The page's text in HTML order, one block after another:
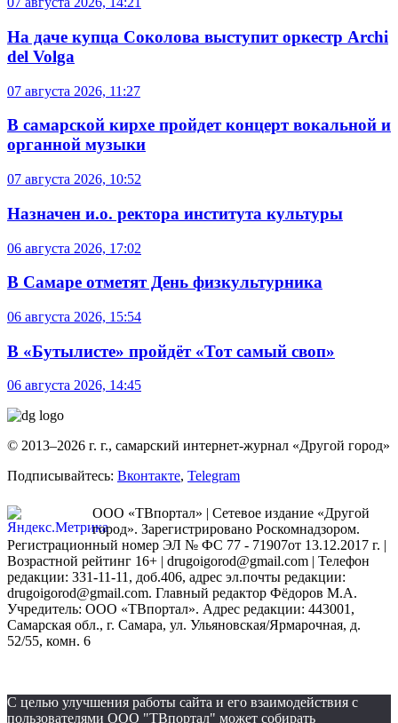
На даче купца Соколова выступит оркестр Archi
del Volga
07 августа 2026, 11:27
В самарской кирхе пройдет концерт вокальной и
органной музыки
07 августа 2026, 10:52
Назначен и.о. ректора института культуры
06 августа 2026, 17:02
В Самаре отметят День физкультурника
06 августа 2026, 15:54
В «Бутылисте» пройдёт «Тот самый своп»
06 августа 2026, 14:45
© 2013–2026 г. г., самарский интернет-журнал «Другой город»
Подписывайтесь: Вконтакте, Telegram
ООО «ТВпортал» | Сетевое издание «Другой
город». Зарегистрировано Роскомнадзором.
Регистрационный номер ЭЛ № ФС 77 - 71907от 13.12.2017 г. |
Возрастной рейтинг 16+ | drugoigorod@gmail.com | Телефон
редакции: 331-11-11, доб.406, адрес эл.почты редакции:
drugoigorod@gmail.com. Главный редактор Фёдоров М.А.
Учредитель: ООО «ТВпортал». Адрес редакции: 443001,
Самарская обл., г. Самара, ул. Ульяновская/Ярмарочная, д.
52/55, комн. 6
С целью улучшения работы сайта и его взаимодействия с
пользователями ООО "ТВпортал" может собирать